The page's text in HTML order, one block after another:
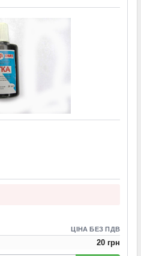
ЦІНА БЕЗ ПДВ
20 грн